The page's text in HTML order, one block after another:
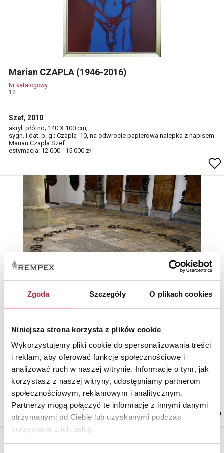
Zgoda Szczegóły O plikach cookies
Niniejsza strona korzysta z plików cookie
Wykorzystujemy pliki cookie do spersonalizowania treści
i reklam, aby oferować funkcje społecznościowe i
analizować ruch w naszej witrynie. Informacje o tym, jak
korzystasz z naszej witryny, udostępniamy partnerom
społecznościowym, reklamowym i analitycznym.
Partnerzy mogą połączyć te informacje z innymi danymi
otrzymanymi od Ciebie lub uzyskanymi podczas
korzystania z ich usług.
Marian CZAPLA (1946-2016)
Nr katalogowy
12
Szef, 2010
akryl, płótno; 140 X 100 cm;
sygn. i dat. p. g.: Czapla '10, na odwrocie papierowa nalepka z napisem
Marian Czapla Szef
estymacja: 12 000 - 15 000 zł
Dorota NIEZNALSKA (ur. 1973)
13
Wieniec mistyczny, 2007/2008
brąz, metoda na wosk tracony; 300 cm; unikat;
Projekt zainspirowany został różańcem, sznurem modlitewnym,
służącemu kultowi religijnemu. Przedmiot ten używany
estymacja: 65 000 - 85 000 zł